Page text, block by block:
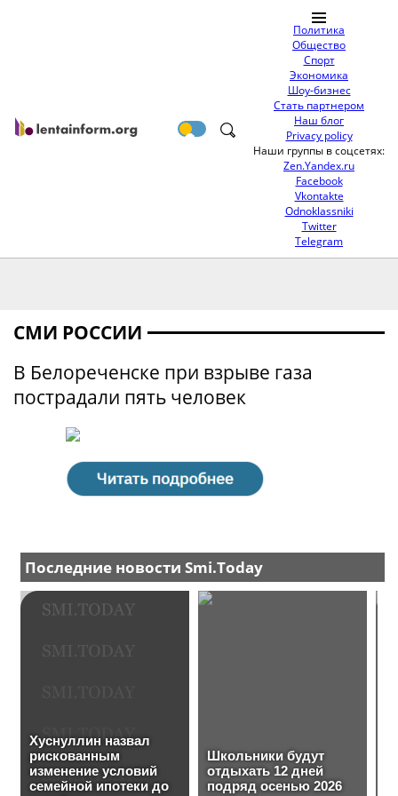
Политика
Общество
Спорт
Экономика
Шоу-бизнес
Стать партнером
Наш блог
Privacy policy
Наши группы в соцсетях:
Zen.Yandex.ru
Facebook
Vkontakte
Odnoklassniki
Twitter
Telegram
СМИ РОССИИ
В Белореченске при взрыве газа
пострадали пять человек